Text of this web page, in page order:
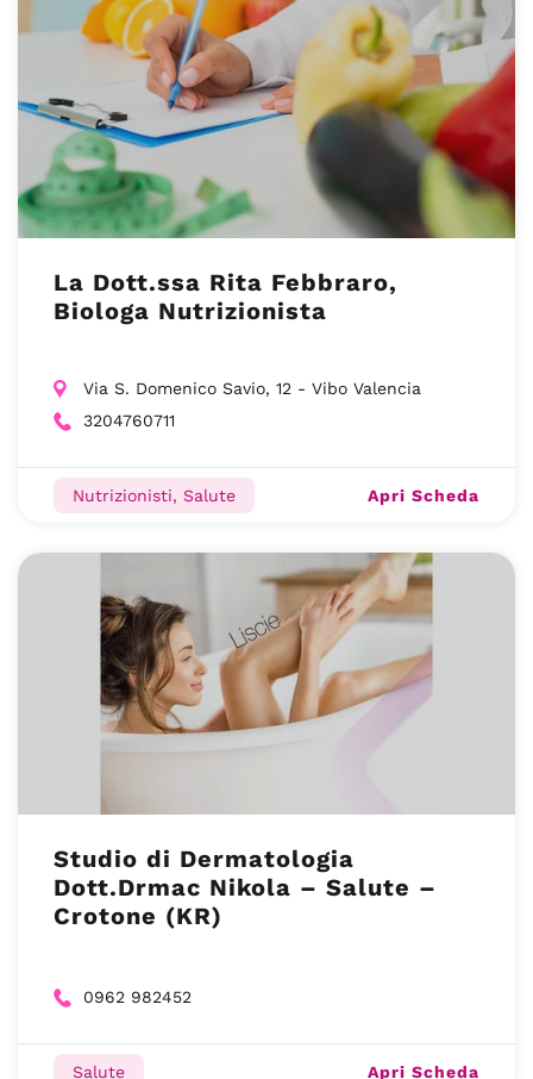
La Dott.ssa Rita Febbraro,
Biologa Nutrizionista
Via S. Domenico Savio, 12 - Vibo Valencia
3204760711
Nutrizionisti, Salute Apri Scheda
Studio di Dermatologia
Dott.Drmac Nikola – Salute –
Crotone (KR)
0962 982452
Salute Apri Scheda